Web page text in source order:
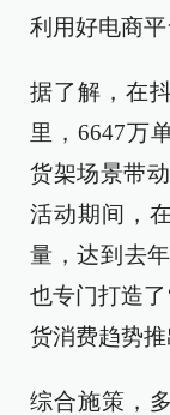
利用好电商平
据了解，在
里，6647万
货架场景带
活动期间，
量，达到去
也专门打造
货消费趋势推
综合施策，